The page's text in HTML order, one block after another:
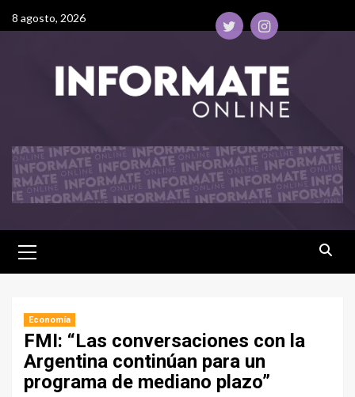
8 agosto, 2026
Economía
FMI: “Las conversaciones con la
Argentina continúan para un
programa de mediano plazo”